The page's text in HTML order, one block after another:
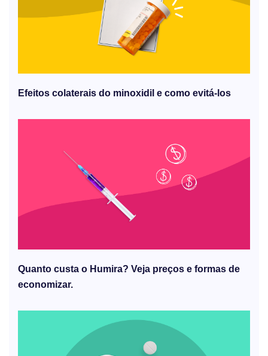
Efeitos colaterais do minoxidil e como evitá-los
Quanto custa o Humira? Veja preços e formas de
economizar.